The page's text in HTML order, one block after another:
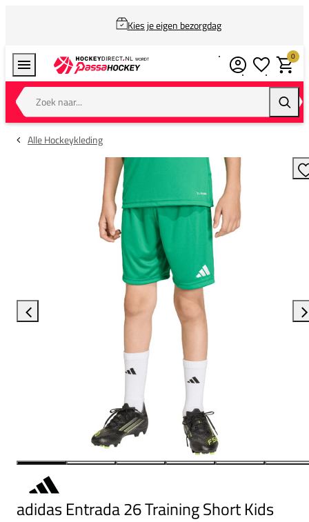
Kies je eigen bezorgdag
Zoek naar...
0
Alle Hockeykleding
adidas Entrada 26 Training Short Kids